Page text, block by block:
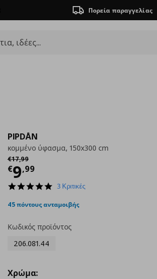
Πορεία παραγγελίας
PIPDÅN
κομμένο ύφασμα, 150x300 cm
€17,99
Αρχική τιμή
€9,99
Τρέχουσα τιμή
5.0
rating
3 Κριτικές
45 πόντους ανταμοιβής
Κωδικός προϊόντος
206.081.44
Χρώμα: